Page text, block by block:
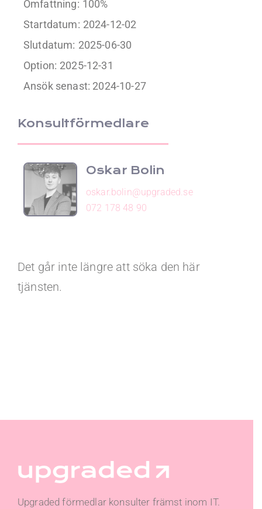
Omfattning: 100%
Startdatum: 2024-12-02
Slutdatum: 2025-06-30
Option: 2025-12-31
Ansök senast: 2024-10-27
Konsultförmedlare
Oskar Bolin
oskar.bolin@upgraded.se
072 178 48 90
Det går inte längre att söka den här
tjänsten.
Upgraded förmedlar konsulter främst inom IT.